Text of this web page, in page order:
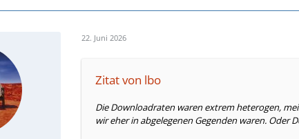
22. Juni 2026
Zitat von lbo
Die Downloadraten waren extrem heterogen,
wir eher in abgelegenen Gegenden waren. Oder